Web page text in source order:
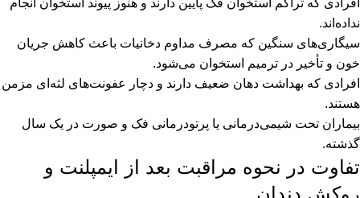
نداده‌اند.
سیگاری‌های سنگین که مصرف مداوم دخانیات باعث کاهش جریان
خون و تأخیر در ترمیم استخوان می‌شود.
افرادی که بهداشت دهان ضعیف دارند و دچار عفونت‌های لثه‌ای مزمن
هستند.
بیماران تحت شیمی‌درمانی یا پرتودرمانی فک و صورت در یک سال
گذشته.
تفاوت در نحوه مراقبت بعد از ایمپلنت و
روکش دندان